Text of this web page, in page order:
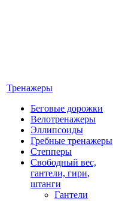
Тренажеры
Беговые дорожки
Велотренажеры
Эллипсоиды
Гребные тренажеры
Степперы
Свободный вес,
гантели, гири,
штанги
Гантели